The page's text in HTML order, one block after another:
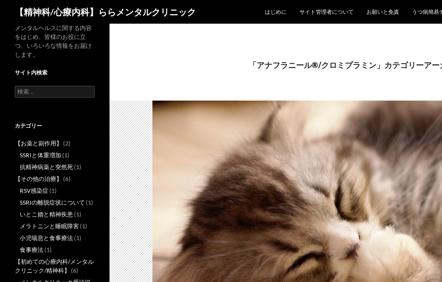
【精神科/心療内科】ららメンタルクリニック はじめに サイト管理者について お願いと免責 うつ病簡易
「アナフラニール®/クロミプラミン」カテゴリーアー
メンタルヘルスに関する内容
をはじめ、皆様のお役に立
つ、いろいろな情報をお届け
します。
サイト内検索
検
索:
カテゴリー
【お薬と副作用】
(2)
SSRIと体重増加 (1)
抗精神病薬と突然死(1)
【その他の治療】
(6)
RSV感染症(1)
SSRIの離脱症状について (1)
いとこ婚と精神疾患 (1)
メラトニンと睡眠障害(1)
小児喘息と食事療法(1)
食事療法(1)
【初めての心療内科/メンタル
クリニック/精神科】
(6)